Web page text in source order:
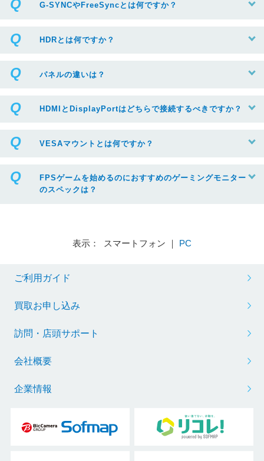
G-SYNCやFreeSyncとは何ですか？
HDRとは何ですか？
パネルの違いは？
HDMIとDisplayPortはどちらで接続するべきですか？
VESAマウントとは何ですか？
FPSゲームを始めるのにおすすめのゲーミングモニター
のスペックは？
表示： スマートフォン ｜ PC
ご利用ガイド
買取お申し込み
訪問・店頭サポート
会社概要
企業情報